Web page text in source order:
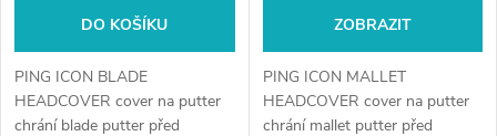
DO KOŠÍKU
PING ICON BLADE
HEADCOVER cover na putter
chrání blade putter před
ZOBRAZIT
PING ICON MALLET
HEADCOVER cover na putter
chrání mallet putter před